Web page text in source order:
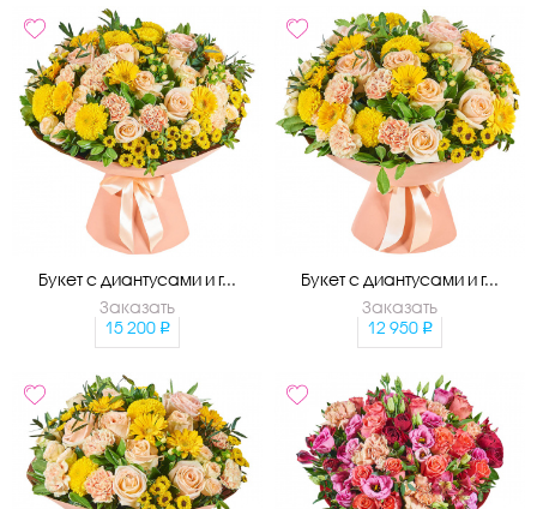
Букет с диантусами и г...
Заказать
15 200
Букет с диантусами и г...
Заказать
12 950